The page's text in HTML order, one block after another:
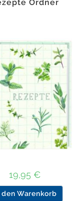
Ordner
19,95 €
den Warenkorb